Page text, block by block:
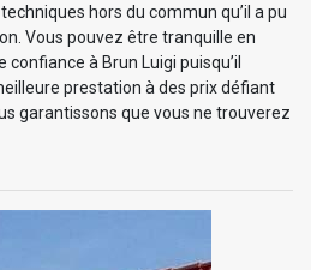
hors du commun qu’il a pu
Vous pouvez être tranquille en
à Brun Luigi puisqu’il
prestation à des prix défiant
garantissons que vous ne trouverez